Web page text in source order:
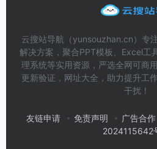
云搜站导航（yunsouzhan.cn）专
解决方案，聚合PPT模板、Excel工
理系统等实用资源，严选全网可商
更新验证，网址大全，助力提升工
干扰！
友链申请 免责声明 广告合作
2024115642